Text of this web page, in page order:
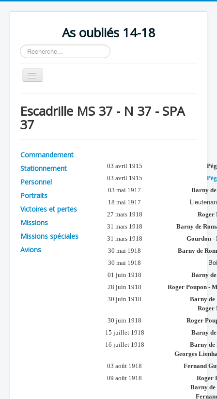
As oubliés 14-18
Rechercher
Basculer
la
Chronologie
Escadrilles
Avions
Personnels
Formation
Doctrines
Les As
Escadrille MS 37 - N 37 - SPA
37
Commandement
Stationnement
Personnel
Portraits
Victoires et pertes
Missions
Missions spéciales
Avions
03 avril 1915
03 avril 1915
03 mai 1917
Barny
18 mai 1917
27 mars 1918
Roger
31 mars 1918
Barny de
31 mars 1918
Gourdon -
30 mai 1918
Barny de
30 mai 1918
01 juin 1918
Barny
28 juin 1918
Roger Poupon -
30 juin 1918
Barny de
Roger
30 juin 1918
Roger
15 juillet 1918
Barny
16 juillet 1918
Barny de
Georges
03 août 1918
Fernand
09 août 1918
Roger
Barny de